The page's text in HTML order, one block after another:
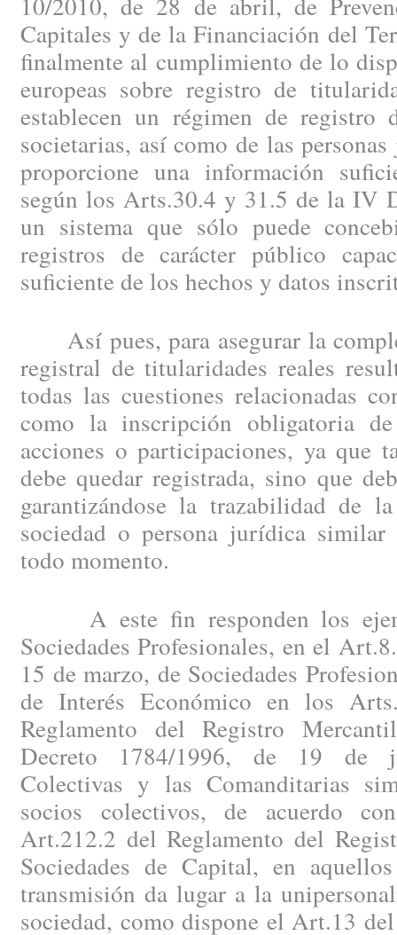
Capitales y de la Financiación del
finalmente al cumplimiento de lo
europeas sobre registro de
establecen un régimen de registro
societarias, así como de las
proporcione una información
según los Arts.30.4 y 31.5 de la IV
un sistema que sólo puede
registros de carácter público
suficiente de los hechos y datos
Así pues, para asegurar la
registral de titularidades reales
todas las cuestiones relacionadas
como la inscripción obligatoria
acciones o participaciones, ya que
debe quedar registrada, sino que
garantizándose la trazabilidad de
sociedad o persona jurídica
todo momento.
A este fin responden los
Sociedades Profesionales, en el
15 de marzo, de Sociedades
de Interés Económico en los
Reglamento del Registro
Decreto 1784/1996, de 19 de
Colectivas y las Comanditarias
socios colectivos, de acuerdo
Art.212.2 del Reglamento del
Sociedades de Capital, en
transmisión da lugar a la
sociedad, como dispone el Art.13